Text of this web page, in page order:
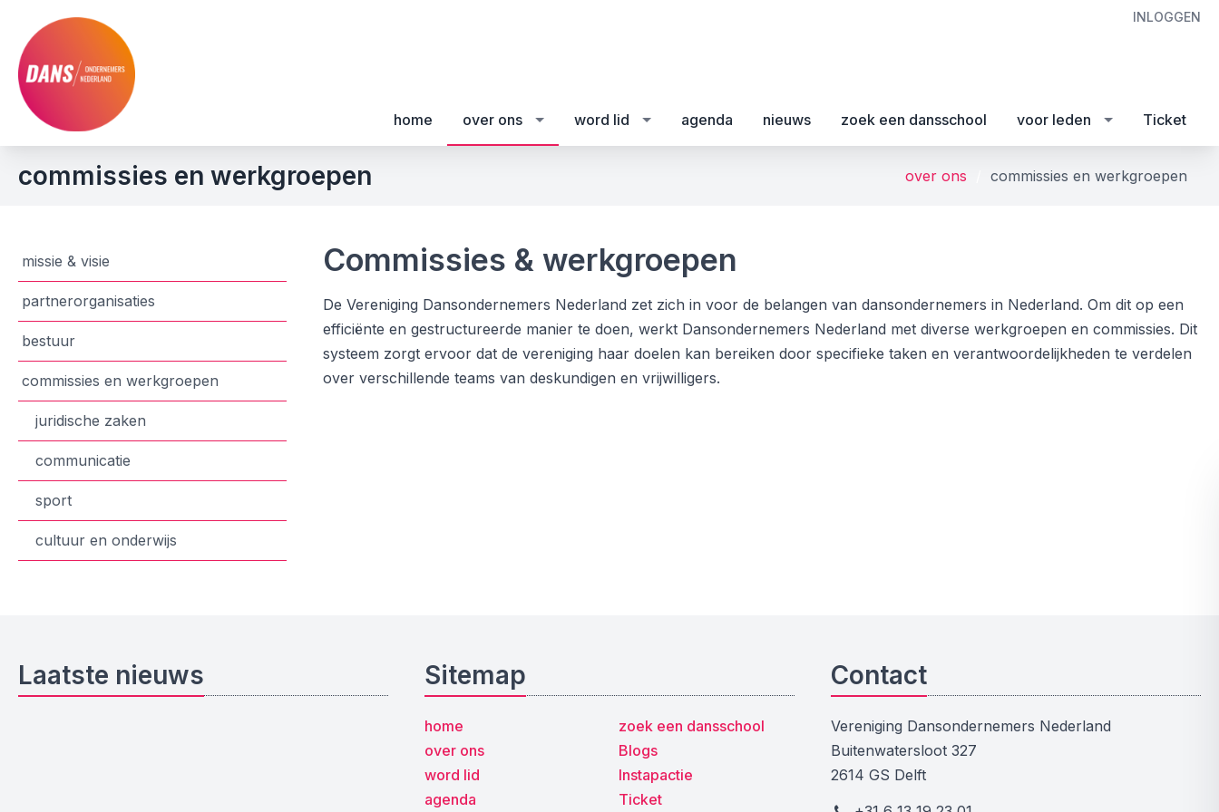
INLOGGEN
home over ons word lid agenda nieuws zoek een dansschool voor leden Ticket
over ons commissies en werkgroepen
commissies en werkgroepen
missie & visie
partnerorganisaties
bestuur
commissies en werkgroepen
juridische zaken
communicatie
sport
cultuur en onderwijs
Commissies & werkgroepen
De Vereniging Dansondernemers Nederland zet zich in voor de belangen van dansondernemers in Nederland. Om dit op een
efficiënte en gestructureerde manier te doen, werkt Dansondernemers Nederland met diverse werkgroepen en commissies. Dit
systeem zorgt ervoor dat de vereniging haar doelen kan bereiken door specifieke taken en verantwoordelijkheden te verdelen
over verschillende teams van deskundigen en vrijwilligers.
Laatste nieuws Sitemap
home
over ons
word lid
agenda
zoek een dansschool
Blogs
Instapactie
Ticket
Contact
Vereniging Dansondernemers Nederland
Buitenwatersloot 327
2614 GS Delft